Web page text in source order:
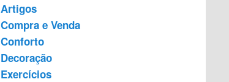
Artigos
Compra e Venda
Conforto
Decoração
Exercícios